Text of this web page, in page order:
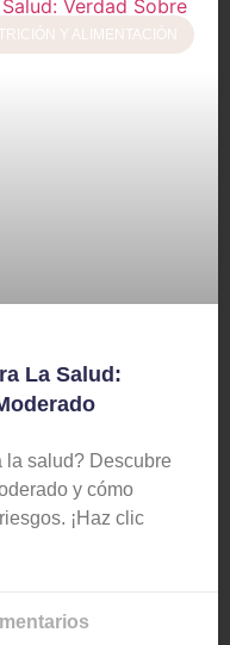
Y ALIMENTACIÓN
La Salud:
la salud? Descubre
y cómo
¡Haz clic